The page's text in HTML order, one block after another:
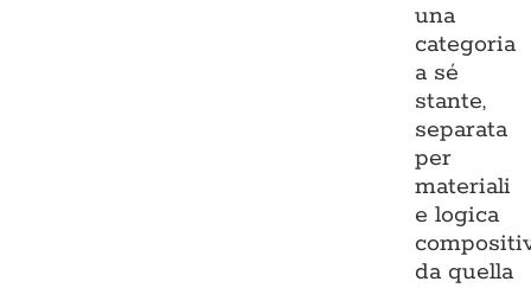
una
categoria
a sé
stante,
separata
per
materiali
e logica
da quella